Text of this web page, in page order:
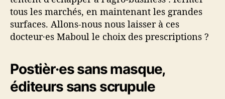
h
l
o
r
u
i
n
tous les marchés, en maintenant les grandes
surfaces. Allons-nous nous laisser à ces
docteur·es Maboul le choix des prescriptions ?
Postièr·es sans masque,
éditeurs sans scrupule